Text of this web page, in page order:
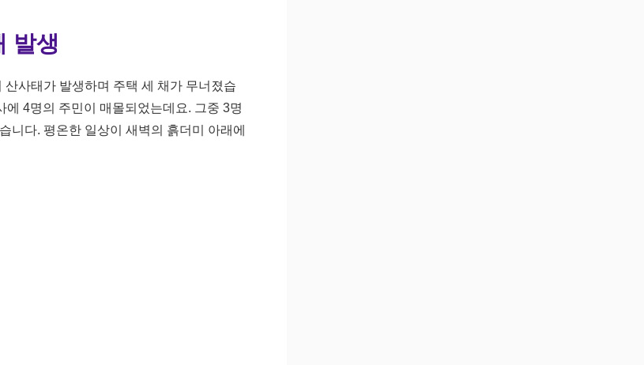
발생
사태가 발생하며 주택 세 채가 무너졌습
4명의 주민이 매몰되었는데요. 그중 3명
니다. 평온한 일상이 새벽의 흙더미 아래에